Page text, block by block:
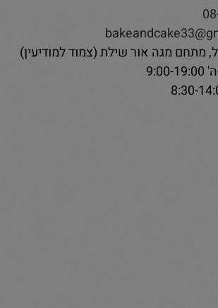
מתחם מגה אור שילת (צמוד למודיעין)